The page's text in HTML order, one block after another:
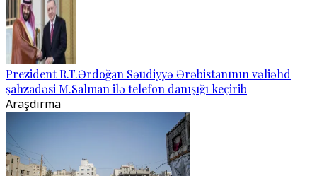
Prezident R.T.Ərdoğan Səudiyyə Ərəbistanının vəliəhd
şahzadəsi M.Salman ilə telefon danışığı keçirib
Araşdırma